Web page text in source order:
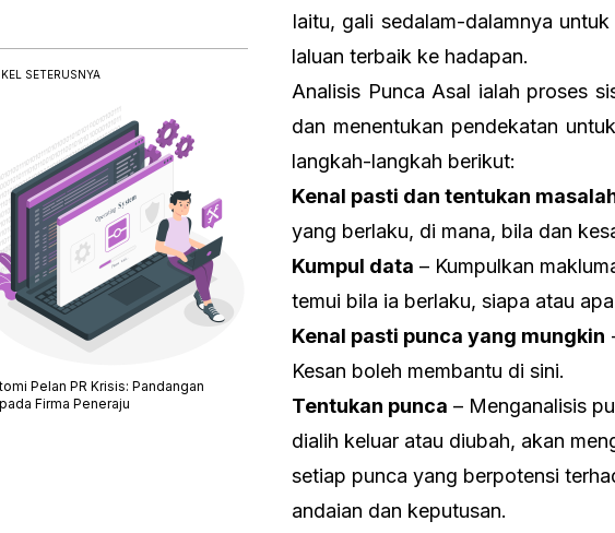
Iaitu, gali sedalam-dalamnya
laluan terbaik ke hadapan.
Analisis Punca Asal ialah proses
dan menentukan pendekatan
langkah-langkah berikut:
Kenal pasti dan tentukan
yang berlaku, di mana, bila dan
Kumpul data – Kumpulkan
temui bila ia berlaku, siapa atau
Kenal pasti punca yang mungkin
Kesan boleh membantu di sini.
Tentukan punca – Menganalisis
dialih keluar atau diubah, akan
setiap punca yang berpotensi
andaian dan keputusan.
SETERUSNYA
Pelan PR Krisis: Pandangan
Firma Peneraju